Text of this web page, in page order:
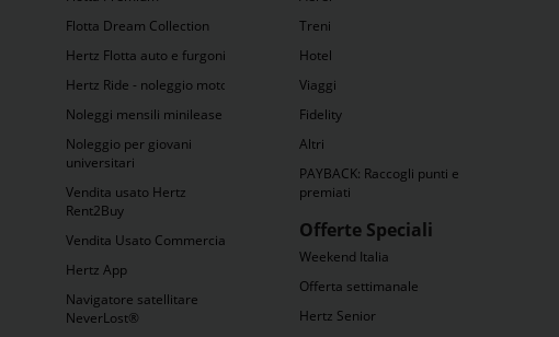
Flotta Dream Collection
Hertz Flotta auto e furgoni
Hertz Ride - noleggio moto
Noleggi mensili minilease
Noleggio per giovani
universitari
Vendita usato Hertz
Rent2Buy
Vendita Usato Commercianti
Hertz App
Navigatore satellitare
NeverLost®
Treni
Hotel
Viaggi
Fidelity
Altri
PAYBACK: Raccogli punti e
premiati
Offerte Speciali
Weekend Italia
Offerta settimanale
Hertz Senior